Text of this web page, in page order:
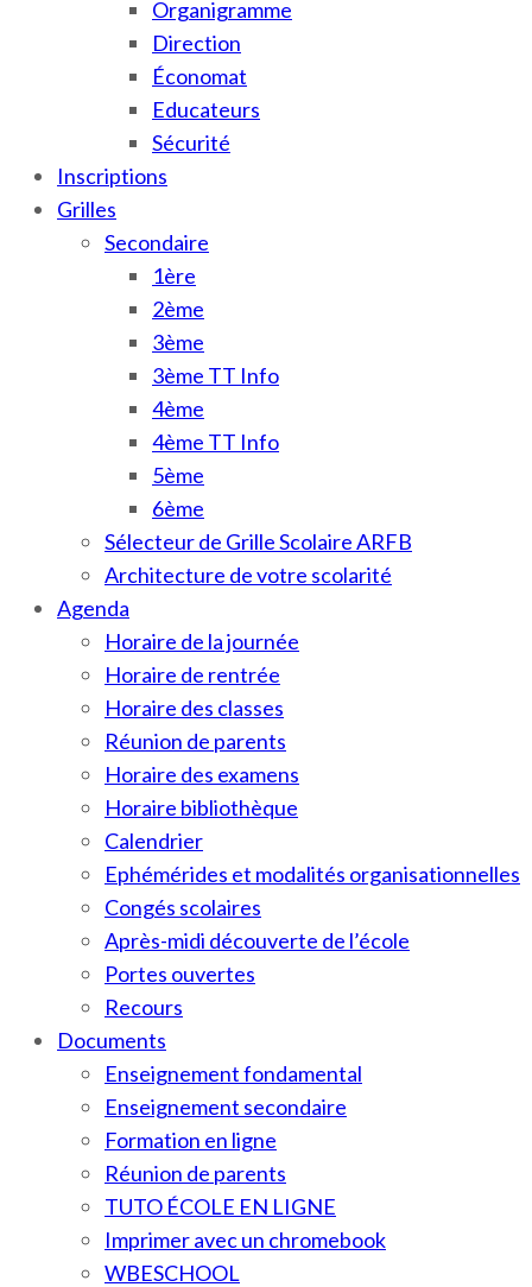
Organigramme
Direction
Économat
Educateurs
Sécurité
Inscriptions
Grilles
Secondaire
1ère
2ème
3ème
3ème TT Info
4ème
4ème TT Info
5ème
6ème
Sélecteur de Grille Scolaire ARFB
Architecture de votre scolarité
Agenda
Horaire de la journée
Horaire de rentrée
Horaire des classes
Réunion de parents
Horaire des examens
Horaire bibliothèque
Calendrier
Ephémérides et modalités organisationnelles
Congés scolaires
Après-midi découverte de l’école
Portes ouvertes
Recours
Documents
Enseignement fondamental
Enseignement secondaire
Formation en ligne
Réunion de parents
TUTO ÉCOLE EN LIGNE
Imprimer avec un chromebook
WBESCHOOL